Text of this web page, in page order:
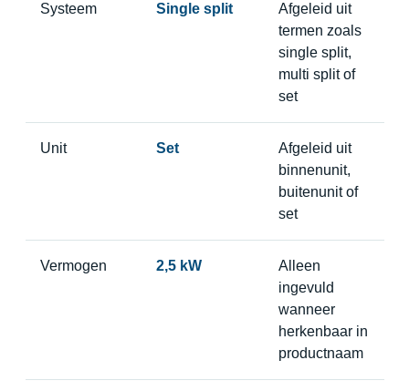
Systeem Single split
Afgeleid uit
termen zoals
single split,
multi split of
set
Unit Set
Afgeleid uit
binnenunit,
buitenunit of
set
Vermogen 2,5 kW
Alleen
ingevuld
wanneer
herkenbaar in
productnaam